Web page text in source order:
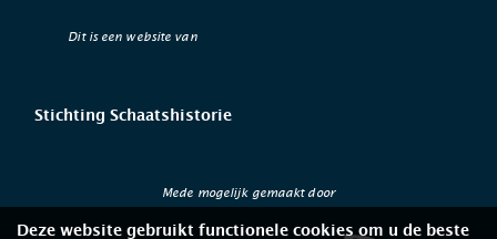
Dit is een website van
Stichting Schaatshistorie
Mede mogelijk gemaakt door
Deze website gebruikt functionele cookies om u de beste